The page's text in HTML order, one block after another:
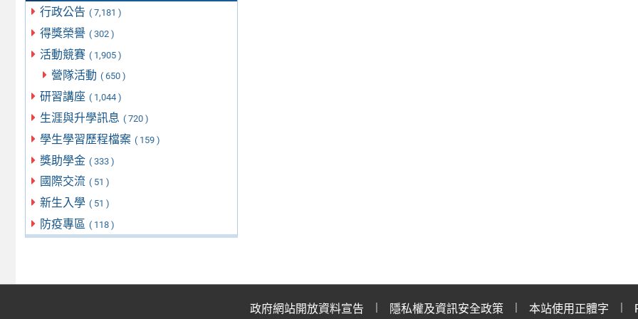
行政公告 ( 7,181 )
得獎榮譽 ( 302 )
活動競賽 ( 1,905 )
營隊活動 ( 650 )
研習講座 ( 1,044 )
生涯與升學訊息 ( 720 )
學生學習歷程檔案 ( 159 )
獎助學金 ( 333 )
國際交流 ( 51 )
新生入學 ( 51 )
防疫專區 ( 118 )
政府網站開放資料宣告 隱私權及資訊安全政策 本站使用正體字